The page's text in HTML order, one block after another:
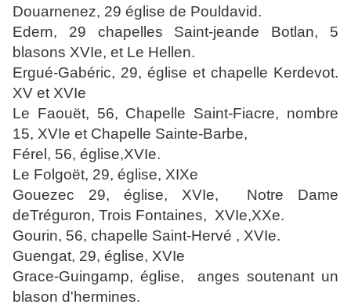
Douarnenez, 29 église de Pouldavid.
Edern, 29 chapelles Saint-jeande Botlan, 5
blasons XVIe, et Le Hellen.
Ergué-Gabéric, 29, église et chapelle Kerdevot.
XV et XVIe
Le Faouët, 56, Chapelle Saint-Fiacre, nombre
15, XVIe et Chapelle Sainte-Barbe,
Férel, 56, église,XVIe.
Le Folgoët, 29, église, XIXe
Gouezec 29, église, XVIe,
Notre Dame
deTréguron, Trois Fontaines, XVIe,XXe.
Gourin, 56, chapelle Saint-Hervé , XVIe.
Guengat, 29, église, XVIe
Grace-Guingamp, église, anges soutenant un
blason d'hermines.